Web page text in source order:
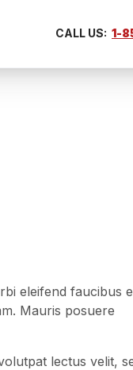
CALL US: 1-
eleifend faucibus
Mauris posuere
lectus velit,